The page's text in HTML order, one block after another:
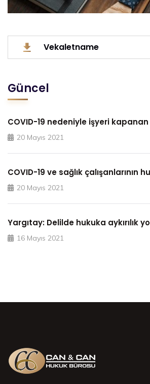
Vekaletname
Güncel
COVID-19 nedeniyle işyeri
20 Mayıs 2021
COVID-19 ve sağlık çalışanlarının
20 Mayıs 2021
Yargıtay: Delilde hukuka aykırılık
16 Mayıs 2021